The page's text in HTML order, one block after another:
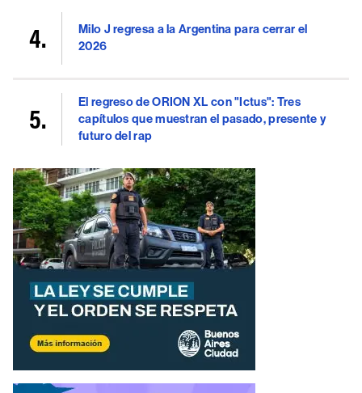
Milo J regresa a la Argentina para cerrar el
2026
El regreso de ORION XL con "Ictus": Tres
capítulos que muestran el pasado, presente y
futuro del rap